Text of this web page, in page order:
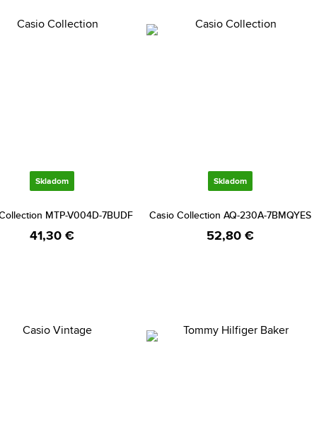
Skladom
MTP-V004D-7BUDF
41,30 €
Skladom
Casio Collection AQ-230A-7BMQYES
52,80 €